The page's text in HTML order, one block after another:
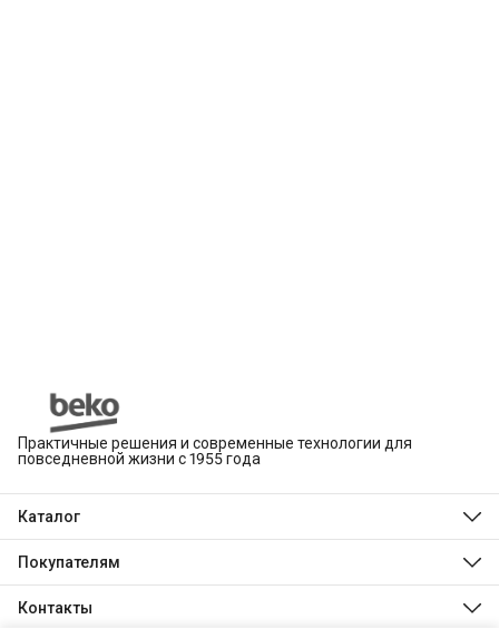
Практичные решения и современные технологии для
повседневной жизни с 1955 года
Каталог
Hotpoint
Стиральные и сушильные машины
Покупателям
Оплата
Контакты